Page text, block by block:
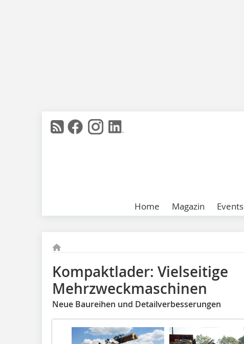
Home Magazin Events
Kompaktlader: Vielseitige
Mehrzweckmaschinen
Neue Baureihen und Detailverbesserungen